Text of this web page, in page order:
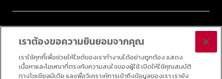
ป.โท การจัดการมรดกวัฒนธรรมและอุตสาหกรรมสร้างสรรค์
ป.โท การบริหารนวัตกรรมและเทคโนโลยี
ป.โท กลยุทธ์ดิจิทัล
ป.โท ออนไลน์ วิทยาศาสตร์ข้อมูลประยุกต์
เราต้องขอความยินยอมจากคุณ
เราใช้คุกกี้เพื่อช่วยให้ไซต์ของเราทำงานได้อย่างถูกต้อง แสดง
เนื้อหาและโฆษณาที่ตรงกับความสนใจของผู้ใช้ เปิดให้ใช้คุณสมบัติ
ทางโซเชียลมีเดีย และเพื่อวิเคราะห์การเข้าถึงข้อมูลของเรา เรายัง